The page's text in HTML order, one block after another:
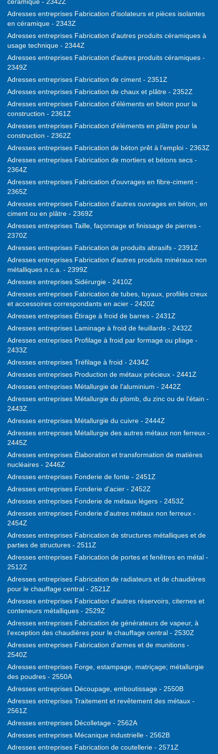
Adresses entreprises Fabrication d'isolateurs et pièces isolantes
en céramique - 2343Z
Adresses entreprises Fabrication d'autres produits céramiques à
usage technique - 2344Z
Adresses entreprises Fabrication d'autres produits céramiques -
2349Z
Adresses entreprises Fabrication de ciment - 2351Z
Adresses entreprises Fabrication de chaux et plâtre - 2352Z
Adresses entreprises Fabrication d'éléments en béton pour la
construction - 2361Z
Adresses entreprises Fabrication d'éléments en plâtre pour la
construction - 2362Z
Adresses entreprises Fabrication de béton prêt à l'emploi - 2363Z
Adresses entreprises Fabrication de mortiers et bétons secs -
2364Z
Adresses entreprises Fabrication d'ouvrages en fibre-ciment -
2365Z
Adresses entreprises Fabrication d'autres ouvrages en béton, en
ciment ou en plâtre - 2369Z
Adresses entreprises Taille, façonnage et finissage de pierres -
2370Z
Adresses entreprises Fabrication de produits abrasifs - 2391Z
Adresses entreprises Fabrication d'autres produits minéraux non
métalliques n.c.a. - 2399Z
Adresses entreprises Sidérurgie - 2410Z
Adresses entreprises Fabrication de tubes, tuyaux, profilés creux
et accessoires correspondants en acier - 2420Z
Adresses entreprises Étirage à froid de barres - 2431Z
Adresses entreprises Laminage à froid de feuillards - 2432Z
Adresses entreprises Profilage à froid par formage ou pliage -
2433Z
Adresses entreprises Tréfilage à froid - 2434Z
Adresses entreprises Production de métaux précieux - 2441Z
Adresses entreprises Métallurgie de l'aluminium - 2442Z
Adresses entreprises Métallurgie du plomb, du zinc ou de l'étain -
2443Z
Adresses entreprises Métallurgie du cuivre - 2444Z
Adresses entreprises Métallurgie des autres métaux non ferreux -
2445Z
Adresses entreprises Élaboration et transformation de matières
nucléaires - 2446Z
Adresses entreprises Fonderie de fonte - 2451Z
Adresses entreprises Fonderie d'acier - 2452Z
Adresses entreprises Fonderie de métaux légers - 2453Z
Adresses entreprises Fonderie d'autres métaux non ferreux -
2454Z
Adresses entreprises Fabrication de structures métalliques et de
parties de structures - 2511Z
Adresses entreprises Fabrication de portes et fenêtres en métal -
2512Z
Adresses entreprises Fabrication de radiateurs et de chaudières
pour le chauffage central - 2521Z
Adresses entreprises Fabrication d'autres réservoirs, citernes et
conteneurs métalliques - 2529Z
Adresses entreprises Fabrication de générateurs de vapeur, à
l'exception des chaudières pour le chauffage central - 2530Z
Adresses entreprises Fabrication d'armes et de munitions -
2540Z
Adresses entreprises Forge, estampage, matriçage; métallurgie
des poudres - 2550A
Adresses entreprises Découpage, emboutissage - 2550B
Adresses entreprises Traitement et revêtement des métaux -
2561Z
Adresses entreprises Décolletage - 2562A
Adresses entreprises Mécanique industrielle - 2562B
Adresses entreprises Fabrication de coutellerie - 2571Z